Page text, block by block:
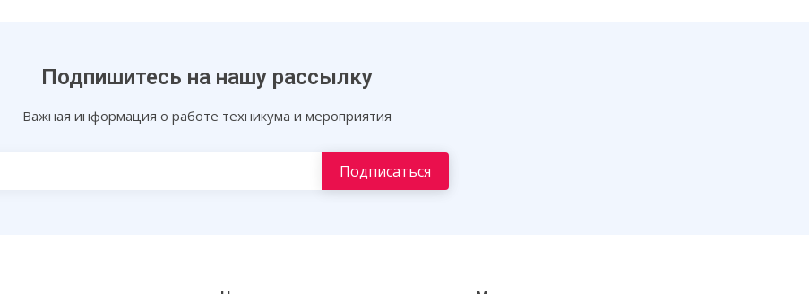
Подпишитесь на нашу рассылку
Важная информация о работе техникума и мероприятия